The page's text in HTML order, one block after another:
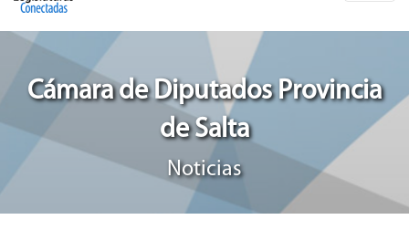
Cámara de Diputados Provincia
de Salta
Noticias